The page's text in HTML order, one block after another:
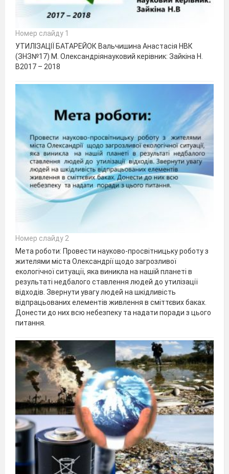
Номер слайду 1
УТИЛІЗАЦІЇ БАТАРЕЙОК Вальчишина Анастасія НВК
(ЗНЗ№17) М. Олександріянауковий керівник: Зайкіна Н.
В2017 – 2018
Номер слайду 2
Мета роботи: Провести науково-просвітницьку роботу з
жителями міста Олександрії щодо загрозливої
екологічної ситуації, яка виникла на нашій планеті в
результаті недбалого ставлення людей до утилізації
відходів. Звернути увагу людей на шкідливість
відпрацьованих елементів живлення в сміттєвих баках.
Донести до них всю небезпеку та надати поради з цього
питання.